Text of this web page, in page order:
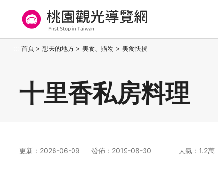
要
桃園觀光導覽網
首頁 > 想去的地方 > 美食、購物 > 美食快搜
十里香私房料理
更新：2026-06-09 發佈：2019-08-30 人氣：1.2萬